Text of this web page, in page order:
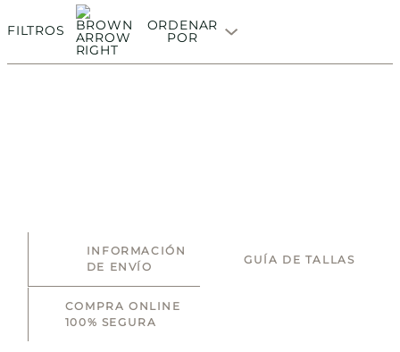
FILTROS ORDENAR
POR
INFORMACIÓN
DE ENVÍO
GUÍA DE TALLAS
COMPRA ONLINE
100% SEGURA